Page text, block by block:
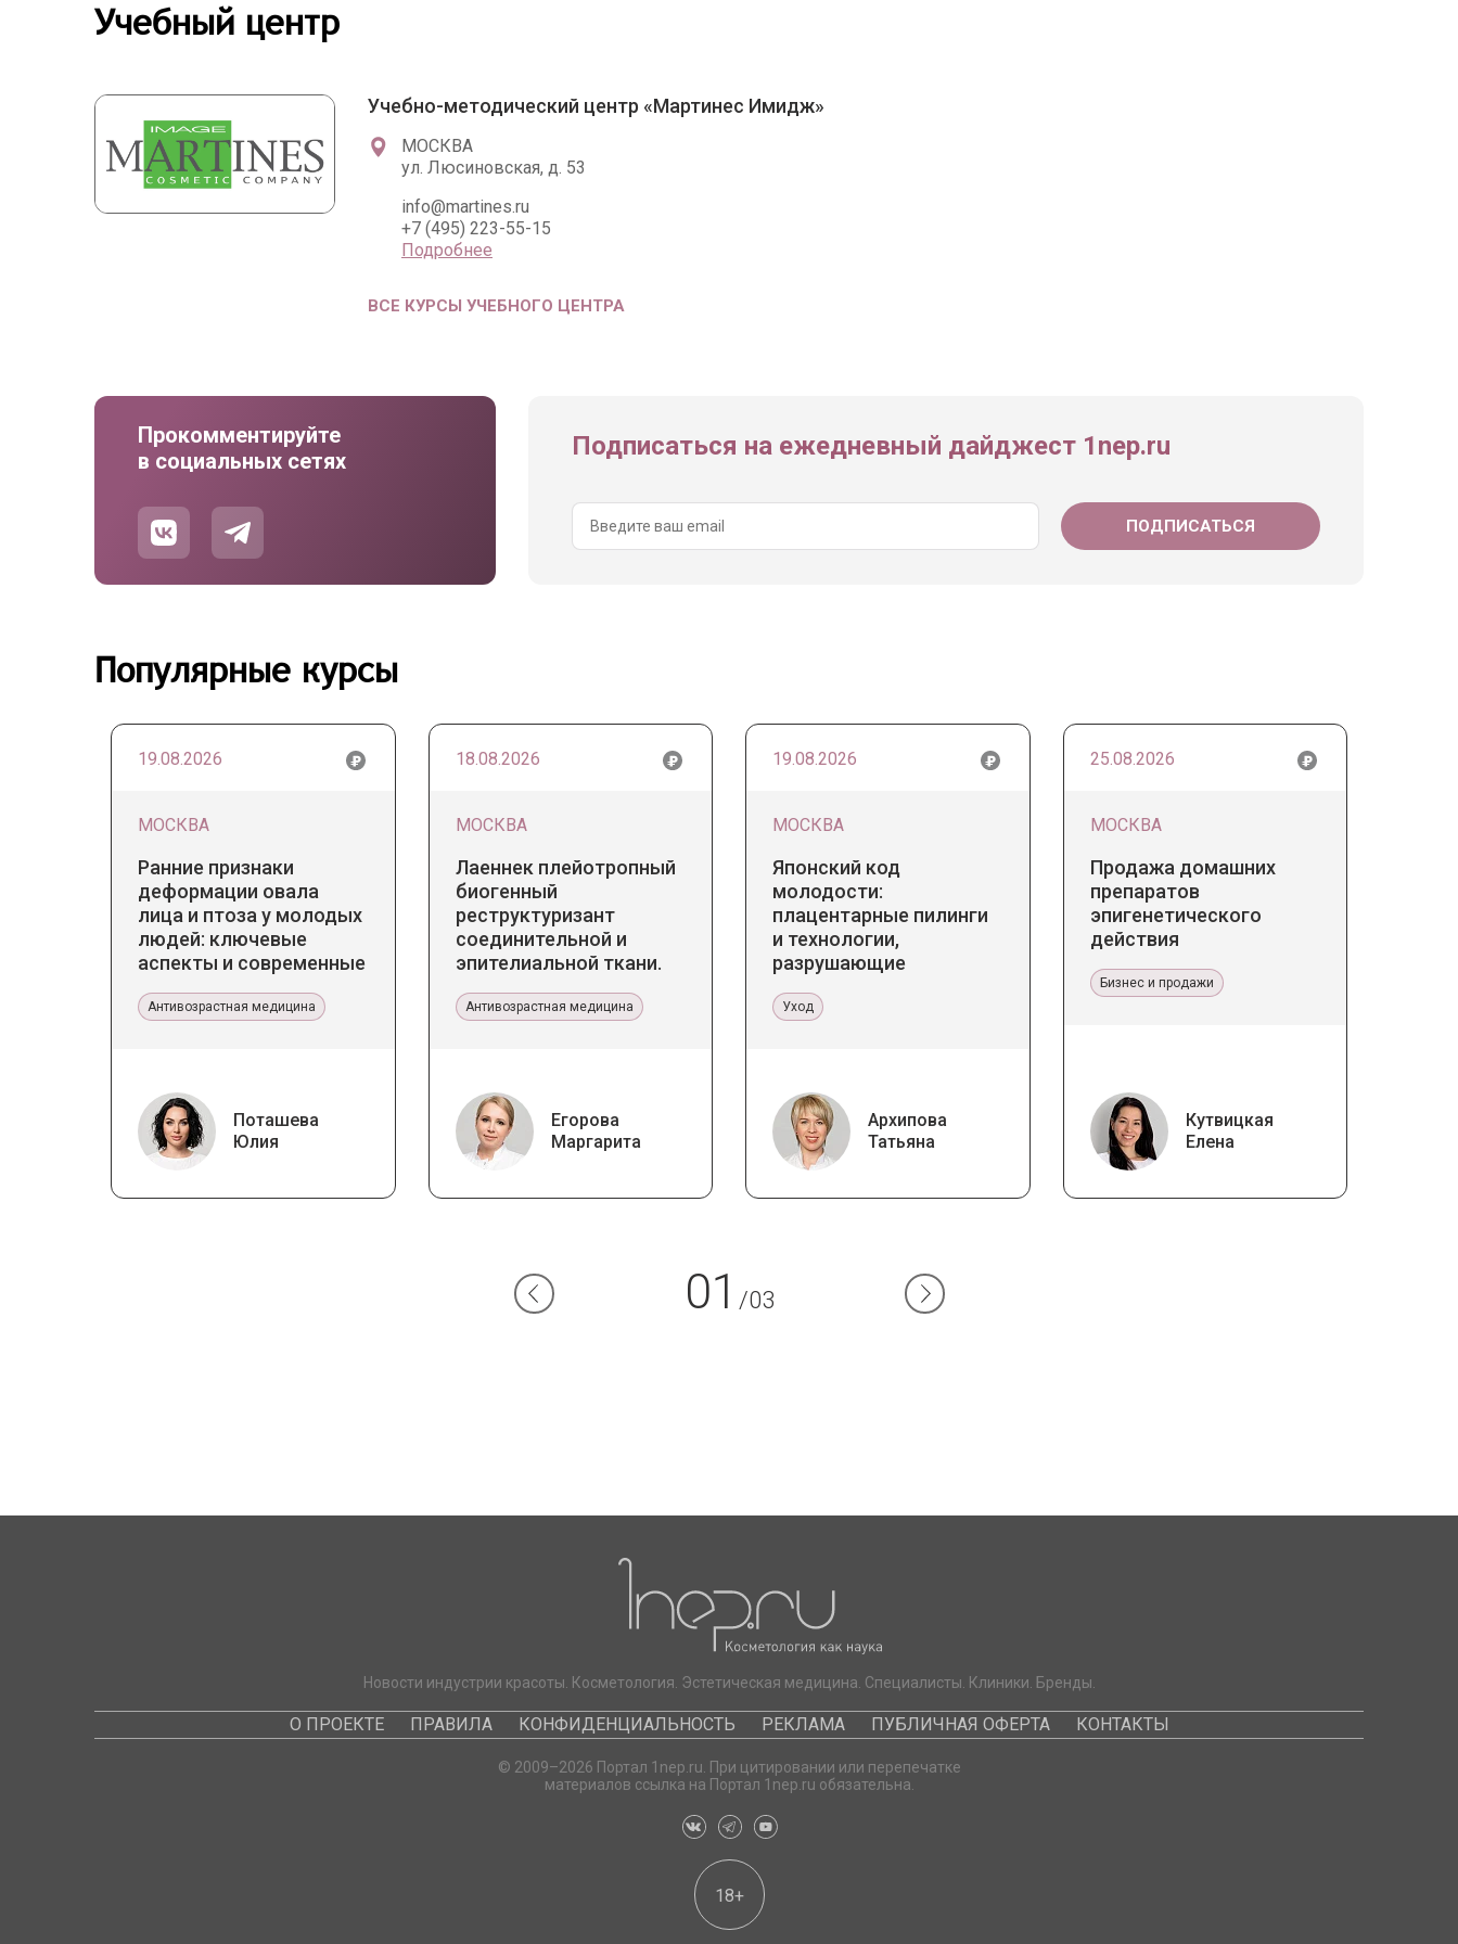
Учебный центр
Учебно-методический центр «Мартинес Имидж»
МОСКВА
ул. Люсиновская, д. 53
info@martines.ru
+7 (495) 223-55-15
Подробнее
ВСЕ КУРСЫ УЧЕБНОГО ЦЕНТРА
Прокомментируйте
в социальных сетях
Подписаться на ежедневный дайджест 1nep.ru
Популярные курсы
19.08.2026
МОСКВА
Ранние признаки
деформации овала
лица и птоза у молодых
людей: ключевые
аспекты и современные
Антивозрастная медицина
Поташева
Юлия
18.08.2026
МОСКВА
Лаеннек плейотропный
биогенный
реструктуризант
соединительной и
эпителиальной ткани.
эстетической медицине
Антивозрастная медицина
Егорова
Маргарита
19.08.2026
МОСКВА
Японский код
молодости:
плацентарные пилинги
и технологии,
разрушающие
Уход
Архипова
Татьяна
25.08.2026
МОСКВА
Продажа домашних
препаратов
эпигенетического
действия
Бизнес и продажи
Кутвицкая
Елена
01 /03
Новости индустрии красоты. Косметология. Эстетическая медицина. Специалисты. Клиники. Бренды.
О ПРОЕКТЕ ПРАВИЛА КОНФИДЕНЦИАЛЬНОСТЬ РЕКЛАМА ПУБЛИЧНАЯ ОФЕРТА КОНТАКТЫ
© 2009–2026 Портал 1nep.ru. При цитировании или перепечатке
материалов ссылка на Портал 1nep.ru обязательна.
18+